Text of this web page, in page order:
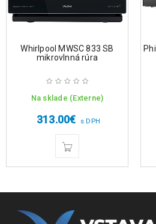
Whirlpool MWSC 833 SB
mikrovlnná rúra
Na sklade (Externe)
313.00€ s DPH